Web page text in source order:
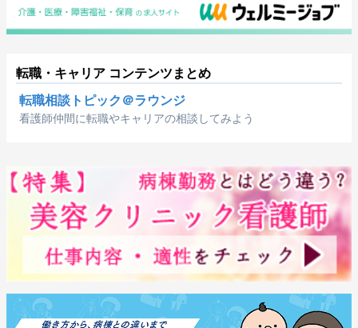
転職・キャリア コンテンツまとめ
転職相談トピック＠ラウンジ
看護師仲間に転職やキャリアの相談してみよう